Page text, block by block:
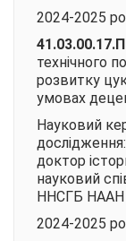
2024-2025
41.03.00.17.П
технічного
розвитку
умовах
Науковий
доктор
науковий
ННСГБ НААН
2024-2025